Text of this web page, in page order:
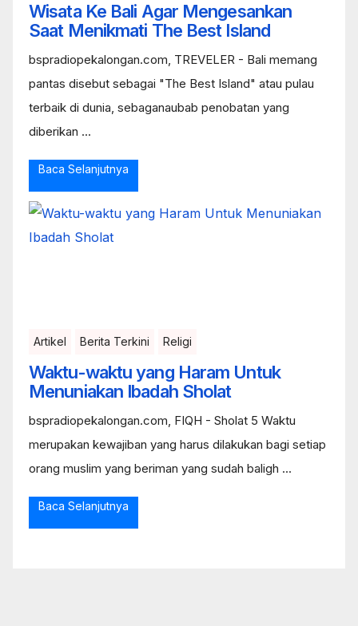
Wisata Ke Bali Agar Mengesankan
Saat Menikmati The Best Island
bspradiopekalongan.com, TREVELER - Bali memang
pantas disebut sebagai "The Best Island" atau pulau
terbaik di dunia, sebaganaubab penobatan yang
diberikan ...
Baca Selanjutnya
Artikel Berita Terkini Religi
Waktu-waktu yang Haram Untuk
Menuniakan Ibadah Sholat
bspradiopekalongan.com, FIQH - Sholat 5 Waktu
merupakan kewajiban yang harus dilakukan bagi setiap
orang muslim yang beriman yang sudah baligh ...
Baca Selanjutnya